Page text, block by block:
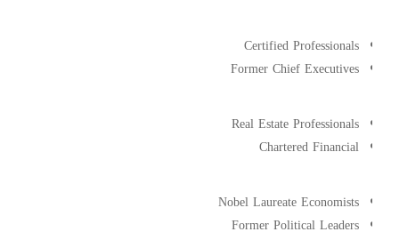
Certified Professionals
Former Chief Executives
Real Estate Professionals
Chartered Financial
Nobel Laureate Economists
Former Political Leaders